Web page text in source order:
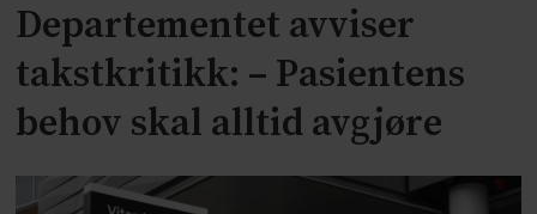
Departementet avviser
takstkritikk: – Pasientens
behov skal alltid avgjøre